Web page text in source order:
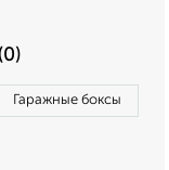
Гаражные боксы